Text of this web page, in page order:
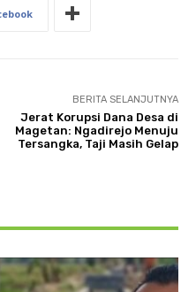
BERITA SELANJUTNYA
Jerat Korupsi Dana Desa di
Magetan: Ngadirejo Menuju
Tersangka, Taji Masih Gelap